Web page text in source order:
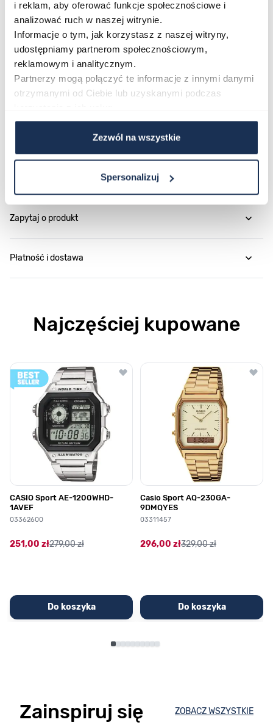
i reklam, aby oferować funkcje społecznościowe i
analizować ruch w naszej witrynie.
Informacje o tym, jak korzystasz z naszej witryny,
udostępniamy partnerom społecznościowym,
reklamowym i analitycznym.
Partnerzy mogą połączyć te informacje z innymi danymi
otrzymanymi od Ciebie lub uzyskanymi podczas
Zezwól na wszystkie
Spersonalizuj
pierwszym spojrzeniu, ten model odpowie na Twoje
oczekiwania. Zamów Diesel Mr Daddy Slim DZ7490 i
wprowadź odważny akcent do swoich codziennych
stylizacji.
Parametry
Zapytaj o produkt
Płatność i dostawa
Najczęściej kupowane
Poruszanie się po elementach karuzeli jest możliwe za pomocą
Naciśnij, aby pominąć karuzelę
Naciśnij, aby przejść do nawigacji karuzeli
CASIO Sport AE-1200WHD-
1AVEF
03362600
251,00 zł279,00 zł
Do koszyka
Casio Sport AQ-230GA-
9DMQYES
03311457
296,00 zł329,00 zł
Do koszyka
Zainspiruj się ZOBACZ WSZYSTKIE